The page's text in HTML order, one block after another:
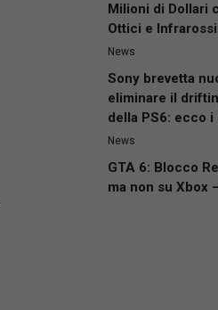
Milioni di Dollari
Ottici e
News
Sony brevetta
eliminare il
della PS6: ecco i
News
GTA 6: Blocco
ma non su Xbox